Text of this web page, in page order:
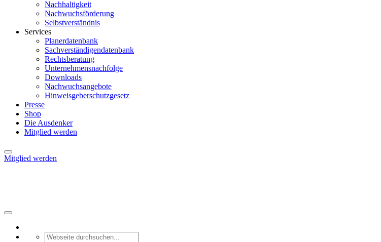
Nachhaltigkeit
Nachwuchsförderung
Selbstverständnis
Services
Planerdatenbank
Sachverständigendatenbank
Rechtsberatung
Unternehmensnachfolge
Downloads
Nachwuchsangebote
Hinweisgeberschutzgesetz
Presse
Shop
Die Ausdenker
Mitglied werden
Mitglied werden